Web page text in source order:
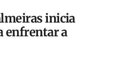
inicia
enfrentar a